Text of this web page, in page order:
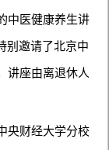
中医健康养生讲
别邀请了北京中
讲座由离退休人
央财经大学分校